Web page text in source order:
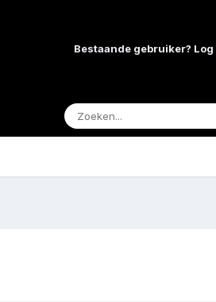
Bestaande gebruiker? Log